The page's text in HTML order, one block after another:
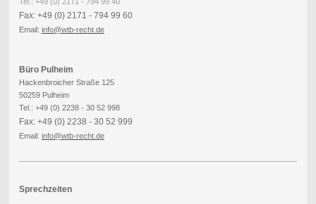
Fax: +49 (0) 2171 - 794 99 60
Email: info@wtb-recht.de
Büro Pulheim
Hackenbroicher Straße 125
50259 Pulheim
Tel.: +49 (0) 2238 - 30 52 998
Fax: +49 (0) 2238 - 30 52 999
Email: info@wtb-recht.de
Sprechzeiten